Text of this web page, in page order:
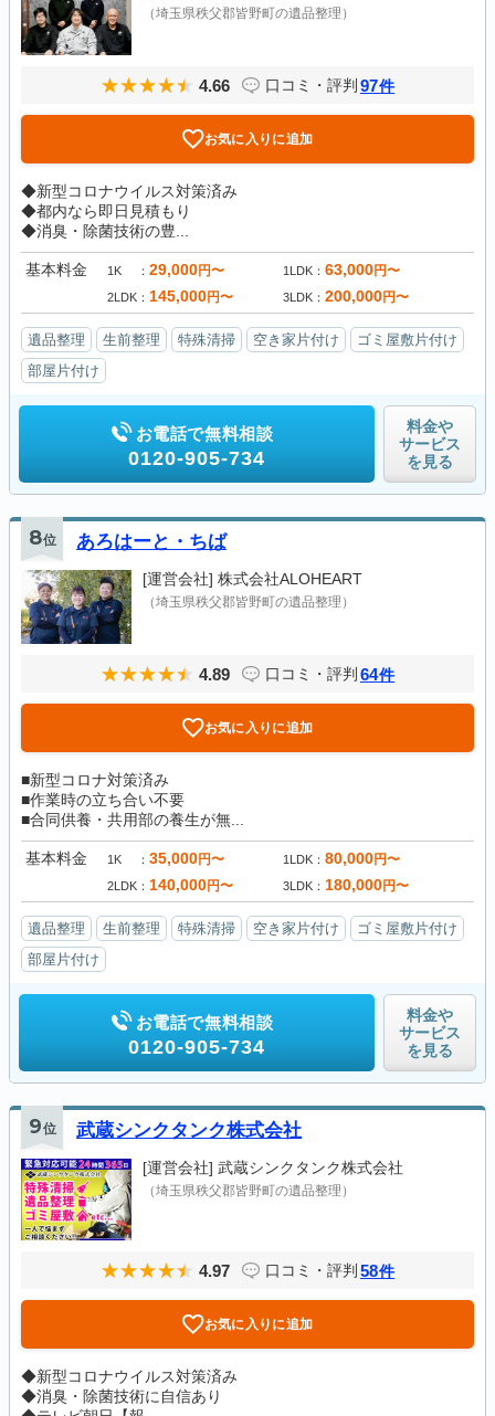
（埼玉県秩父郡皆野町の遺品整理）
4.66 口コミ・評判 97件
お気に入りに追加
◆新型コロナウイルス対策済み
◆都内なら即日見積もり
◆消臭・除菌技術の豊...
基本料金 1K 29,000円〜 1LDK 63,000円〜
2LDK 145,000円〜 3LDK 200,000円〜
遺品整理 生前整理 特殊清掃 空き家片付け
ゴミ屋敷片付け
部屋片付け
お電話で無料相談
0120-905-734
料金や
サービス
を見る
8位 あろはーと・ちば
[運営会社] 株式会社ALOHEART
（埼玉県秩父郡皆野町の遺品整理）
4.89 口コミ・評判 64件
お気に入りに追加
■新型コロナ対策済み
■作業時の立ち合い不要
■合同供養・共用部の養生が無...
基本料金 1K 35,000円〜 1LDK 80,000円〜
2LDK 140,000円〜 3LDK 180,000円〜
遺品整理 生前整理 特殊清掃 空き家片付け
ゴミ屋敷片付け
部屋片付け
お電話で無料相談
0120-905-734
料金や
サービス
を見る
9位 武蔵シンクタンク株式会社
[運営会社] 武蔵シンクタンク株式会社
（埼玉県秩父郡皆野町の遺品整理）
4.97 口コミ・評判 58件
お気に入りに追加
◆新型コロナウイルス対策済み
◆消臭・除菌技術に自信あり